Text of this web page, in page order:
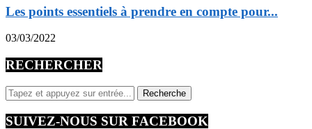
Les points essentiels à prendre en compte pour...
03/03/2022
RECHERCHER
SUIVEZ-NOUS SUR FACEBOOK